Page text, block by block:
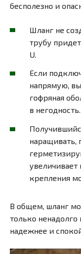
бесполезно и
Шланг не
трубу
U.
Если
напрямую, вы
гофряная
в негодность.
наращивать,
увеличивает
крепления
В общем, шланг
только ненадолго
надежнее и